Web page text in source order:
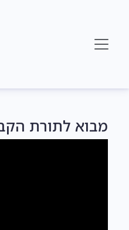
מבוא לתורת